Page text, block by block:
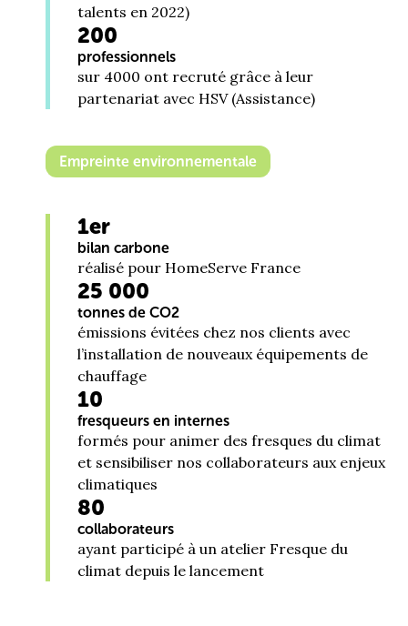
Empreinte environnementale
talents en 2022)
200
professionnels
sur 4000 ont recruté grâce à leur
partenariat avec HSV (Assistance)
1er
bilan carbone
réalisé pour HomeServe France
25 000
tonnes de CO2
émissions évitées chez nos clients avec
l’installation de nouveaux équipements de
chauffage
10
fresqueurs en internes
formés pour animer des fresques du climat
et sensibiliser nos collaborateurs aux enjeux
climatiques
80
collaborateurs
ayant participé à un atelier Fresque du
climat depuis le lancement